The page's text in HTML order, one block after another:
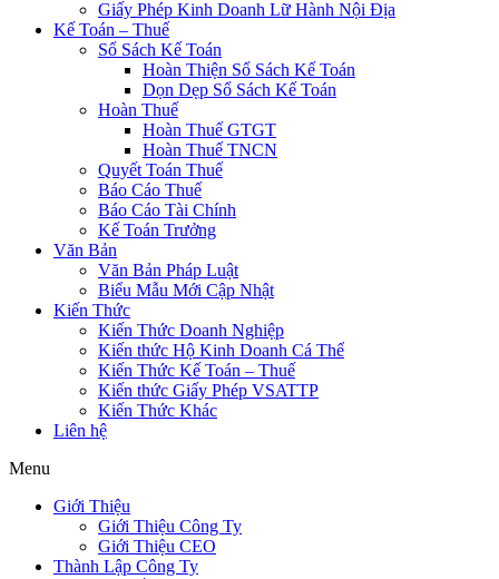
Giấy Phép Kinh Doanh Lữ Hành Nội Địa
Kế Toán – Thuế
Sổ Sách Kế Toán
Hoàn Thiện Sổ Sách Kế Toán
Dọn Dẹp Sổ Sách Kế Toán
Hoàn Thuế
Hoàn Thuế GTGT
Hoàn Thuế TNCN
Quyết Toán Thuế
Báo Cáo Thuế
Báo Cáo Tài Chính
Kế Toán Trưởng
Văn Bản
Văn Bản Pháp Luật
Biểu Mẫu Mới Cập Nhật
Kiến Thức
Kiến Thức Doanh Nghiệp
Kiến thức Hộ Kinh Doanh Cá Thể
Kiến Thức Kế Toán – Thuế
Kiến thức Giấy Phép VSATTP
Kiến Thức Khác
Liên hệ
Menu
Giới Thiệu
Giới Thiệu Công Ty
Giới Thiệu CEO
Thành Lập Công Ty